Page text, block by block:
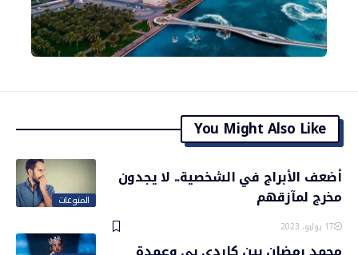
You Might Also Like
المنوعات
أضعف الأبراج في الشخصية.. لا يجدون
مخرج لمآزقهم
17 يوليو، 2023